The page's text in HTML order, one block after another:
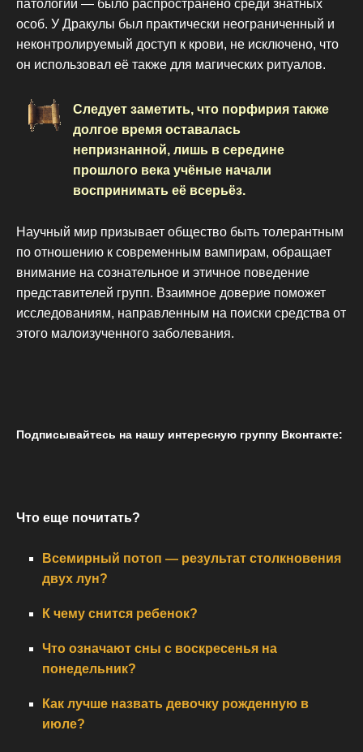
патологии — было распространено среди знатных
особ. У Дракулы был практически неограниченный и
неконтролируемый доступ к крови, не исключено, что
он использовал её также для магических ритуалов.
Следует заметить, что порфирия также
долгое время оставалась
непризнанной, лишь в середине
прошлого века учёные начали
воспринимать её всерьёз.
Научный мир призывает общество быть толерантным
по отношению к современным вампирам, обращает
внимание на сознательное и этичное поведение
представителей групп. Взаимное доверие поможет
исследованиям, направленным на поиски средства от
этого малоизученного заболевания.
Подписывайтесь на нашу интересную группу Вконтакте:
Что еще почитать?
Всемирный потоп — результат столкновения
двух лун?
К чему снится ребенок?
Что означают сны с воскресенья на
понедельник?
Как лучше назвать девочку рожденную в
июле?